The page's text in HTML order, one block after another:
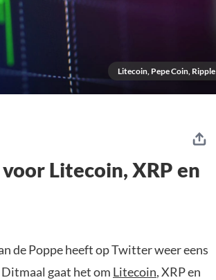
Litecoin, Pepe Coin, Ripple
Litecoin, XRP en
de Poppe heeft op Twitter weer eens
gaat het om Litecoin, XRP en